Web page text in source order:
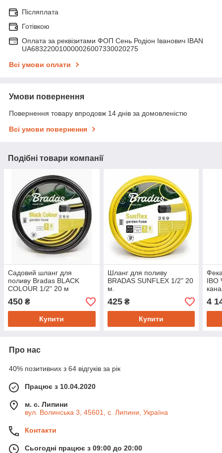
Післяплата
Готівкою
Оплата за реквізитами ФОП Сень Родіон Іванович IBAN
UA683220010000026007330020275
Всі умови оплати
Умови повернення
Повернення товару впродовж 14 днів за домовленістю
Всі умови повернення
Подібні товари компанії
Садовий шланг для
поливу Bradas BLACK
COLOUR 1/2" 20 м
450 ₴
Купити
Шланг для поливу
BRADAS SUNFLEX 1/2" 20
м.
425₴
Купити
IBO
4
Про нас
40% позитивних з 64 відгуків за рік
Працює з 10.04.2020
м. с. Липини
вул. Волинська 3, 45601, с. Липини, Україна
Контакти
Сьогодні працює з 09:00 до 20:00